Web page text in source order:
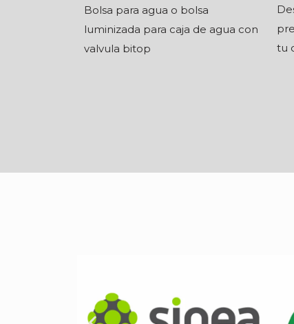
Bolsa para agua o bolsa
luminizada para caja de agua con
valvula bitop
tu